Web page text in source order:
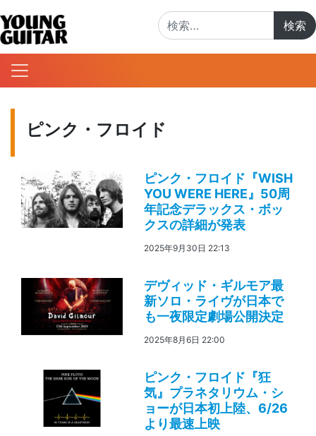
ピンク・フロイド
ピンク・フロイド『WISH
YOU WERE HERE』50周
年記念デラックス・ボッ
クスの詳細が発表
2025年9月30日 22:13
デヴィッド・ギルモア最
新ソロ・ライヴが日本で
も一夜限定劇場公開決定
2025年8月6日 22:00
ピンク・フロイド『狂
気』プラネタリウム・シ
ョーが日本初上陸、6/26
より最速上映